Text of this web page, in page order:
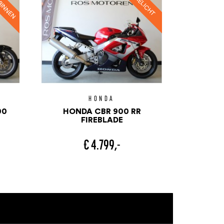
HONDA
HONDA CBR 900 RR
FIREBLADE
€ 4.799,-